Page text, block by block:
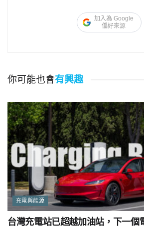
加入為 Google
偏好來源
你可能也會有興趣
充電與能源
台灣充電站已超越加油站，下一個